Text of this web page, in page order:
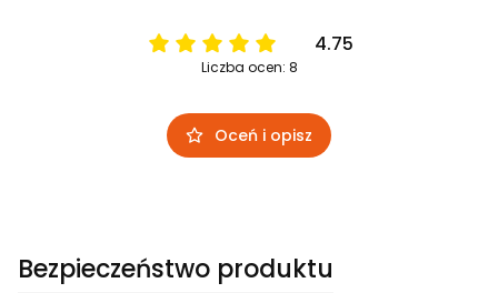
4.75
Liczba ocen: 8
Oceń i opisz
Bezpieczeństwo produktu